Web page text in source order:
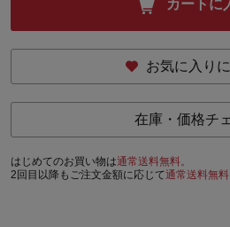
カートに
お気に入り
在庫・価格チ
はじめてのお買い物は通常送料無料。
2回目以降もご注文金額に応じて通常送料無料